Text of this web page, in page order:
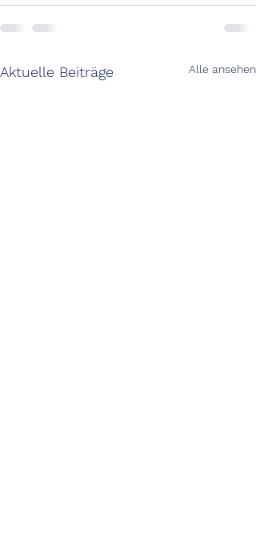
Aktuelle Beiträge Alle ansehen